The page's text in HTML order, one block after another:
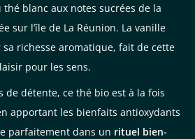
blanc aux notes sucrées de la
sur l’île de La Réunion. La vanille
richesse aromatique, fait de cette
pour les sens.
de détente, ce thé bio est à la fois
apportant les bienfaits antioxydants
parfaitement dans un rituel bien-
notre politique de